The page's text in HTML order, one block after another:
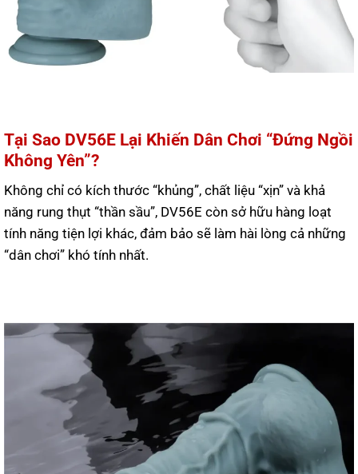
Tại Sao DV56E Lại Khiến Dân Chơi “Đứng Ngồi
Không Yên”?
Không chỉ có kích thước “khủng”, chất liệu “xịn” và khả
năng rung thụt “thần sầu”, DV56E còn sở hữu hàng loạt
tính năng tiện lợi khác, đảm bảo sẽ làm hài lòng cả những
“dân chơi” khó tính nhất.